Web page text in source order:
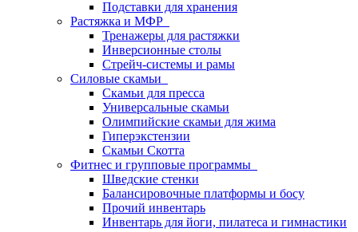
Подставки для хранения
Растяжка и МФР
Тренажеры для растяжки
Инверсионные столы
Стрейч-системы и рамы
Силовые скамьи
Скамьи для пресса
Универсальные скамьи
Олимпийские скамьи для жима
Гиперэкстензии
Скамьи Скотта
Фитнес и групповые программы
Шведские стенки
Балансировочные платформы и босу
Прочий инвентарь
Инвентарь для йоги, пилатеса и гимнастики